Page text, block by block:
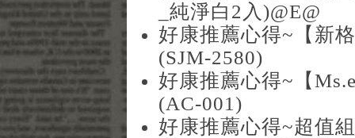
_純淨白2入)@E@
好康推薦心得~【新
(SJM-2580)
好康推薦心得~【
(AC-001)
好康推薦心得~超值